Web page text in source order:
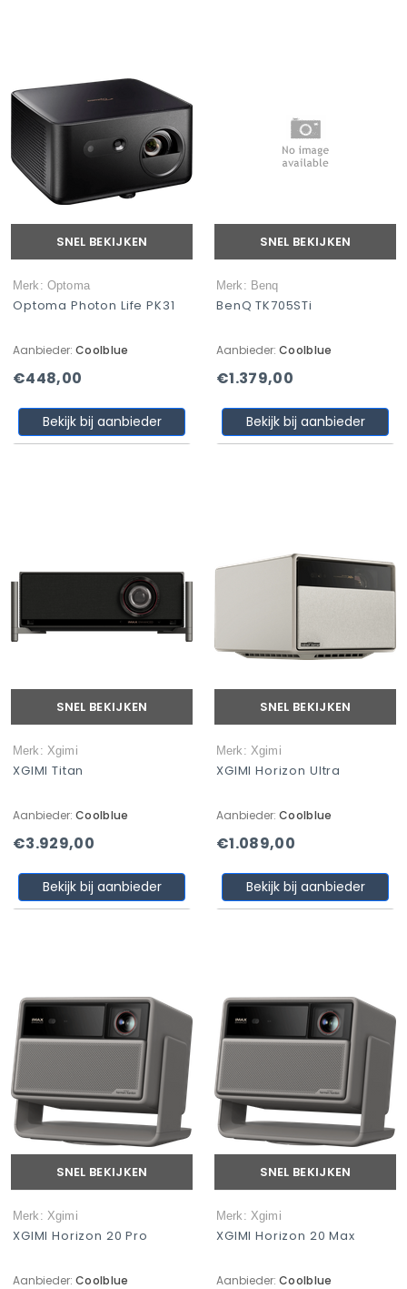
SNEL BEKIJKEN
Merk: Optoma
Optoma Photon Life PK31
Aanbieder: Coolblue
€448,00
Bekijk bij aanbieder
SNEL BEKIJKEN
Merk: Benq
BenQ TK705STi
Aanbieder: Coolblue
€1.379,00
Bekijk bij aanbieder
SNEL BEKIJKEN
Merk: Xgimi
XGIMI Titan
Aanbieder: Coolblue
€3.929,00
Bekijk bij aanbieder
SNEL BEKIJKEN
Merk: Xgimi
XGIMI Horizon Ultra
Aanbieder: Coolblue
€1.089,00
Bekijk bij aanbieder
SNEL BEKIJKEN
Merk: Xgimi
XGIMI Horizon 20 Pro
Aanbieder: Coolblue
SNEL BEKIJKEN
Merk: Xgimi
XGIMI Horizon 20 Max
Aanbieder: Coolblue